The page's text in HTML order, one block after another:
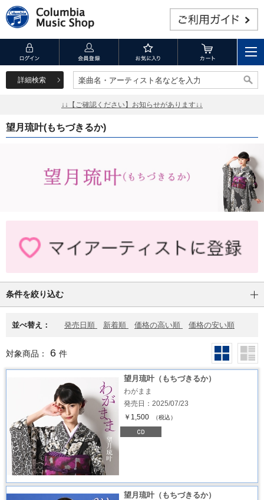
詳細検索 楽曲名・アーティスト名などを入力
楽曲名・アーティスト名などを入力
↓↓【ご確認ください】お知らせがあります↓↓
望月琉叶(もちづきるか)
条件を絞り込む
並べ替え： 発売日順 新着順 価格の高い順 価格の安い順
対象商品： 6 件
望月琉叶（もちづきるか）
わがまま
発売日：2025/07/23
￥1,500
（税込）
望月琉叶（もちづきるか）